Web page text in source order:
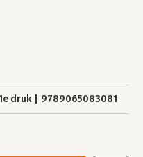
druk 9789065083081